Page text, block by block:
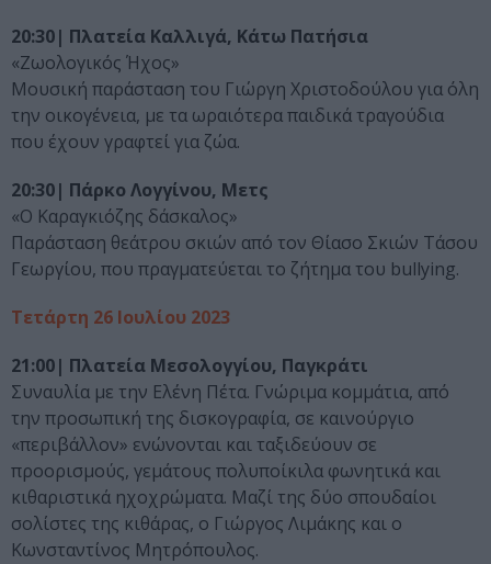
20:30| Πλατεία Καλλιγά, Κάτω Πατήσια
«Ζωολογικός Ήχος»
Μουσική παράσταση του Γιώργη Χριστοδούλου για όλη
την οικογένεια, με τα ωραιότερα παιδικά τραγούδια
που έχουν γραφτεί για ζώα.
20:30| Πάρκο Λογγίνου, Μετς
«Ο Καραγκιόζης δάσκαλος»
Παράσταση θεάτρου σκιών από τον Θίασο Σκιών Τάσου
Γεωργίου, που πραγματεύεται το ζήτημα του bullying.
Τετάρτη 26 Ιουλίου 2023
21:00| Πλατεία Μεσολογγίου, Παγκράτι
Συναυλία με την Ελένη Πέτα. Γνώριμα κομμάτια, από
την προσωπική της δισκογραφία, σε καινούργιο
«περιβάλλον» ενώνονται και ταξιδεύουν σε
προορισμούς, γεμάτους πολυποίκιλα φωνητικά και
κιθαριστικά ηχοχρώματα. Μαζί της δύο σπουδαίοι
σολίστες της κιθάρας, ο Γιώργος Λιμάκης και ο
Κωνσταντίνος Μητρόπουλος.